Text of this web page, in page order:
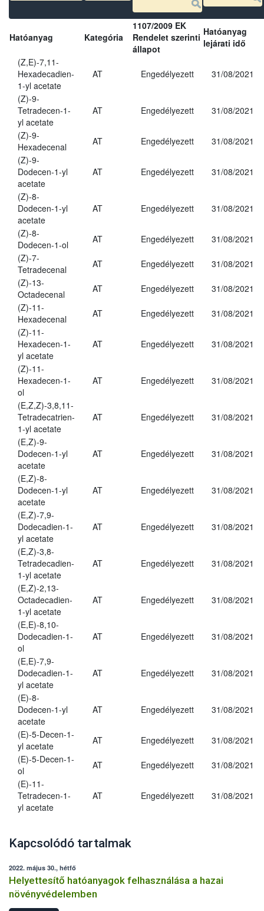
Hatóanyag Kategória
1107/2009 EK
Rendelet szerinti
állapot
Hatóanyag
lejárati idő
(Z,E)-7,11-
Hexadecadien-
1-yl acetate
AT Engedélyezett 31/08/2021
(Z)-9-
Tetradecen-1-
yl acetate
AT Engedélyezett 31/08/2021
(Z)-9-
Hexadecenal
AT Engedélyezett
31/08/2021
(Z)-9-
Dodecen-1-yl
acetate
AT Engedélyezett 31/08/2021
(Z)-8-
Dodecen-1-yl
acetate
AT Engedélyezett 31/08/2021
(Z)-8-
Dodecen-1-ol
AT Engedélyezett
31/08/2021
(Z)-7-
Tetradecenal
AT Engedélyezett
31/08/2021
(Z)-13-
Octadecenal
AT Engedélyezett
31/08/2021
(Z)-11-
Hexadecenal
AT Engedélyezett
31/08/2021
(Z)-11-
Hexadecen-1-
yl acetate
AT Engedélyezett 31/08/2021
(Z)-11-
Hexadecen-1-
ol
AT Engedélyezett 31/08/2021
(E,Z,Z)-3,8,11-
Tetradecatrien-
1-yl acetate
AT Engedélyezett 31/08/2021
(E,Z)-9-
Dodecen-1-yl
acetate
AT Engedélyezett 31/08/2021
(E,Z)-8-
Dodecen-1-yl
acetate
AT Engedélyezett 31/08/2021
(E,Z)-7,9-
Dodecadien-1-
yl acetate
AT Engedélyezett 31/08/2021
(E,Z)-3,8-
Tetradecadien-
1-yl acetate
AT Engedélyezett 31/08/2021
(E,Z)-2,13-
Octadecadien-
1-yl acetate
AT Engedélyezett 31/08/2021
(E,E)-8,10-
Dodecadien-1-
ol
AT Engedélyezett 31/08/2021
(E,E)-7,9-
Dodecadien-1-
yl acetate
AT Engedélyezett 31/08/2021
(E)-8-
Dodecen-1-yl
acetate
AT Engedélyezett 31/08/2021
(E)-5-Decen-1-
yl acetate
AT Engedélyezett
31/08/2021
(E)-5-Decen-1-
ol
AT Engedélyezett
31/08/2021
(E)-11-
Tetradecen-1-
yl acetate
AT Engedélyezett 31/08/2021
Kapcsolódó tartalmak
2022. május 30., hétfő
Helyettesítő hatóanyagok felhasználása a hazai
növényvédelemben